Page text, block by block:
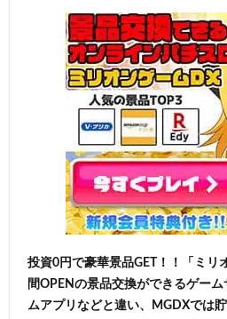
投資0円で豪華景品GET！！「ミリ
間OPENの景品交換ができるゲー
ムアプリなどと違い、MGDXでは